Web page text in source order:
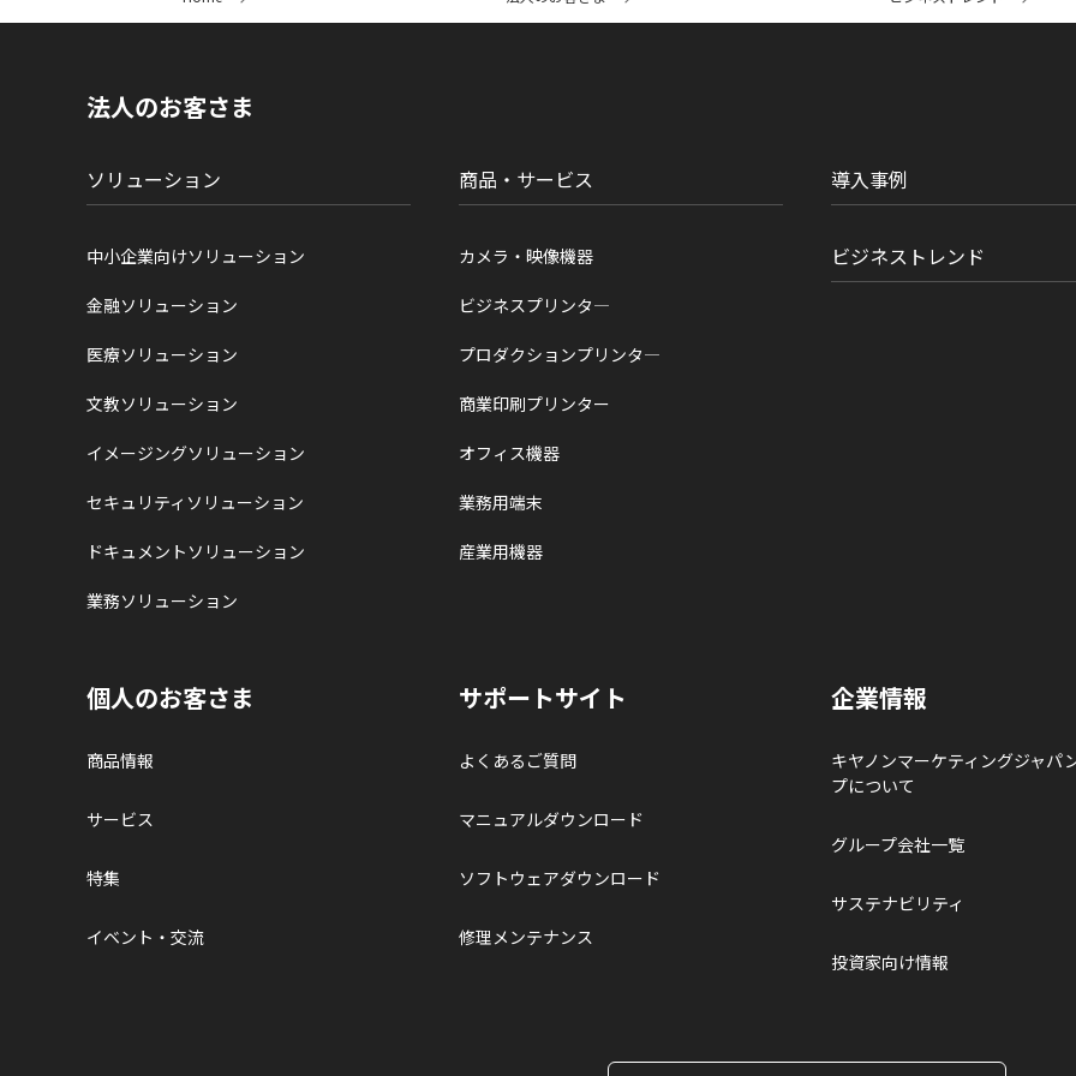
ト
法人のお客さま
ソリューション
中小企業向けソリューション
金融ソリューション
医療ソリューション
文教ソリューション
イメージングソリューション
セキュリティソリューション
ドキュメントソリューション
業務ソリューション
商品・サービス
カメラ・映像機器
ビジネスプリンタ―
プロダクションプリンタ―
商業印刷プリンター
オフィス機器
業務用端末
産業用機器
導入事例
ビジネストレンド
個人のお客さま
商品情報
サービス
特集
イベント・交流
サポートサイト
よくあるご質問
マニュアルダウンロード
ソフトウェアダウンロード
修理メンテナンス
企業情報
キヤノンマーケティングジャパ
プについて
グループ会社一覧
サステナビリティ
投資家向け情報